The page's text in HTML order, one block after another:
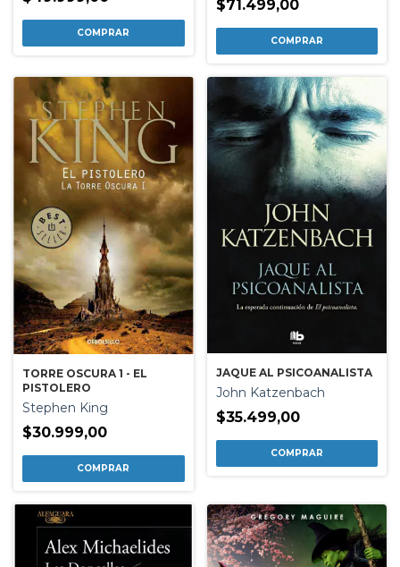
$71.499,00
TORRE OSCURA 1 - EL
PISTOLERO
Stephen King
$30.999,00
JAQUE AL PSICOANALISTA
John Katzenbach
$35.499,00